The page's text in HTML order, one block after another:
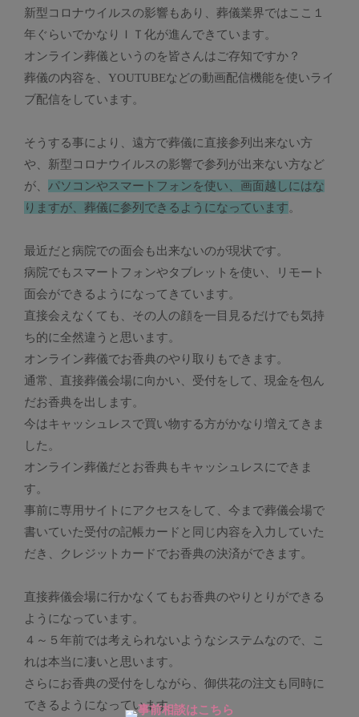
新型コロナウイルスの影響もあり、葬儀業界ではここ１
年ぐらいでかなりＩＴ化が進んできています。
オンライン葬儀というのを皆さんはご存知ですか？
葬儀の内容を、YOUTUBEなどの動画配信機能を使いライ
ブ配信をしています。
そうする事により、遠方で葬儀に直接参列出来ない方
や、新型コロナウイルスの影響で参列が出来ない方など
が、 パソコンやスマートフォンを使い、画面越しにはな
りますが、葬儀に参列できるようになっています。
最近だと病院での面会も出来ないのが現状です。
病院でもスマートフォンやタブレットを使い、リモート
面会ができるようになってきています。
直接会えなくても、その人の顔を一目見るだけでも気持
ち的に全然違うと思います。
オンライン葬儀でお香典のやり取りもできます。
通常、直接葬儀会場に向かい、受付をして、現金を包ん
だお香典を出します。
今はキャッシュレスで買い物する方がかなり増えてきま
した。
オンライン葬儀だとお香典もキャッシュレスにできま
す。
事前に専用サイトにアクセスをして、今まで葬儀会場で
書いていた受付の記帳カードと同じ内容を入力していた
だき、クレジットカードでお香典の決済ができます。
直接葬儀会場に行かなくてもお香典のやりとりができる
ようになっています。
４～５年前では考えられないようなシステムなので、こ
れは本当に凄いと思います。
さらにお香典の受付をしながら、御供花の注文も同時に
できるようになっています。